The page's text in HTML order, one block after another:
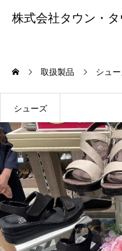
株式会社タウン・
店舗紹介
採用情報
お問合せ
取扱製品 シュ
シューズ